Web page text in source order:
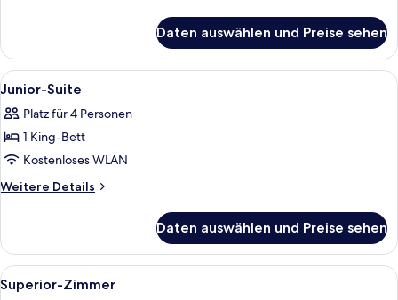
(Guest)
Daten auswählen und Preise sehen
Alle
Fotos
für
Junior-
Suite
anzeigen
Ein modernes Hotelzimmer mit
4
Junior-Suite
Platz für 4 Personen
1 King-Bett
Kostenloses WLAN
Weitere Details
Weitere
Suite
Daten auswählen und Preise sehen
Alle
Fotos
Ein Hotelzimmer mit Bett,
4
Superior-Zimmer